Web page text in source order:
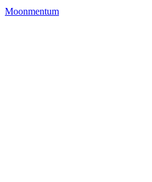
Moonmentum